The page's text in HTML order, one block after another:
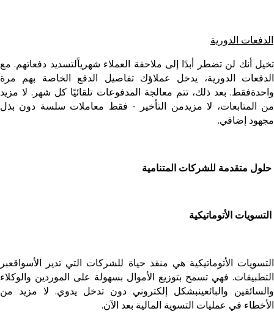
الدفعات الدورية
تخيل أنك لن تضطر أبدًا إلى ملاحقة العملاء شهرياًلتسديد دفعاتهم. مع
الدفعات الدورية، يدخل عملاؤك تفاصيل الدفع الخاصة بهم مرة
واحدةفقط. بعد ذلك، تتم معالجة المدفوعات تلقائيًا كل شهر. لا مزيد
من المتابعات، لا مزيدمن التأخير - فقط معاملات سلسة دون بذل
مجهود إضافي.
حلول متقدمة للشركات المتنامية
التسويات الأتوماتيكية
التسويات الأتوماتيكية هي منقذ حياة للشركات التي تدير الأسواقعبر
التطبيقات. فهي تسمح بتوزيع الأموال بسهولة على الموردين والوكلاء
والسائقين والبائعينبشكل إلكتروني دون تدخل يدوي. لا مزيد من
الأخطاء في عمليات التسوية المالية بعد الآن.